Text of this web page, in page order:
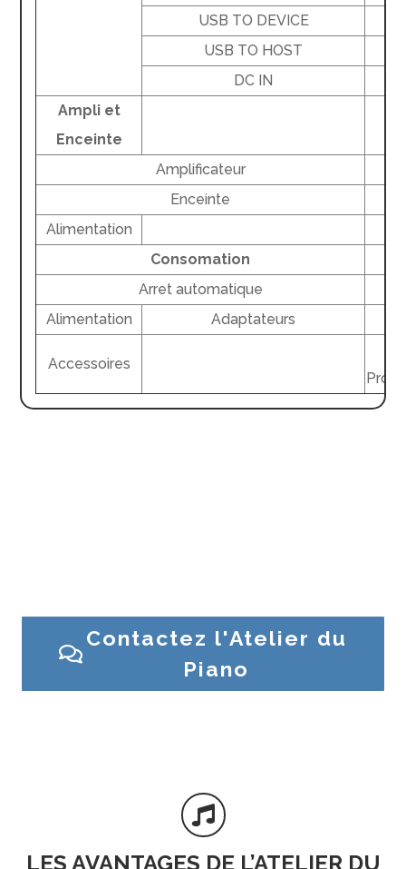
USB TO DEVICE
USB TO HOST
DC IN
Ampli et
Enceinte
Amplificateur
Enceinte
Alimentation
Consomation
Arret automatique
Alimentation
Adaptateurs
Accessoires
Contactez l'Atelier du
Piano

LES AVANTAGES DE L’ATELIER DU